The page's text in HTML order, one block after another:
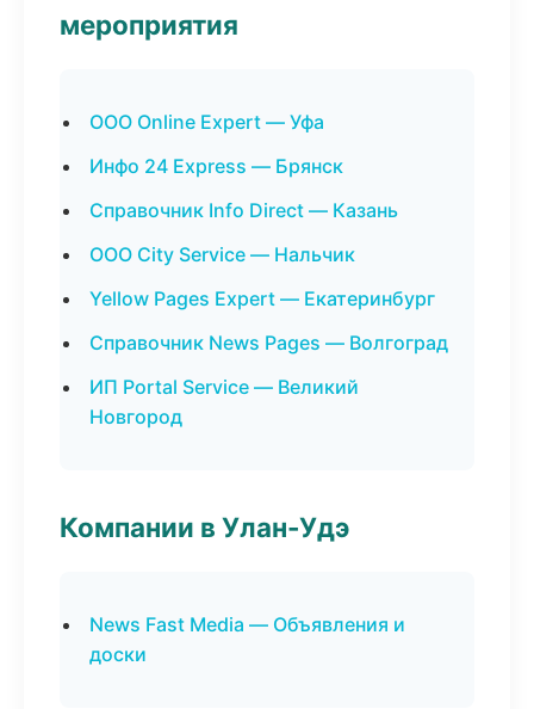
мероприятия
ООО Online Expert — Уфа
Инфо 24 Express — Брянск
Справочник Info Direct — Казань
ООО City Service — Нальчик
Yellow Pages Expert — Екатеринбург
Справочник News Pages — Волгоград
ИП Portal Service — Великий
Новгород
Компании в Улан-Удэ
News Fast Media — Объявления и
доски